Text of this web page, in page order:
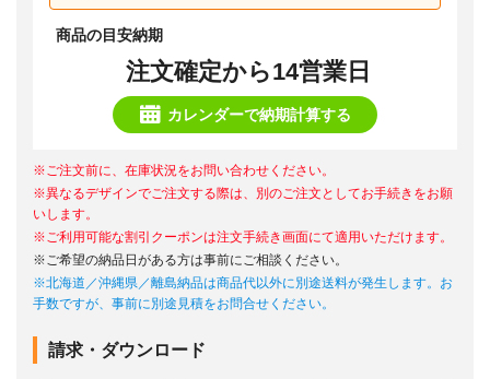
商品の目安納期
注文確定から14営業日
カレンダーで納期計算する
※ご注文前に、在庫状況をお問い合わせください。
※異なるデザインでご注文する際は、別のご注文としてお手続きをお願
いします。
※ご利用可能な割引クーポンは注文手続き画面にて適用いただけます。
※ご希望の納品日がある方は事前にご相談ください。
※北海道／沖縄県／離島納品は商品代以外に別途送料が発生します。お
手数ですが、事前に別途見積をお問合せください。
請求・ダウンロード